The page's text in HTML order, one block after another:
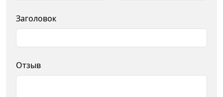
Заголовок
Отзыв